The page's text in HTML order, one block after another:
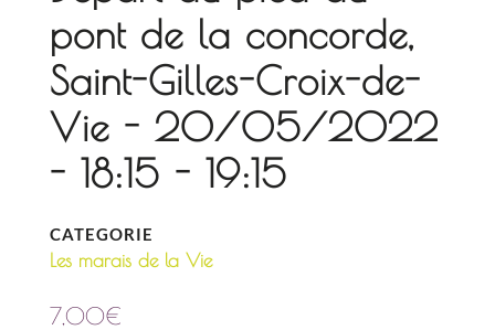
pont de la concorde,
Saint-Gilles-Croix-de-
Vie - 20/05/2022
- 18:15 - 19:15
CATEGORIE
Les marais de la Vie
7,00€